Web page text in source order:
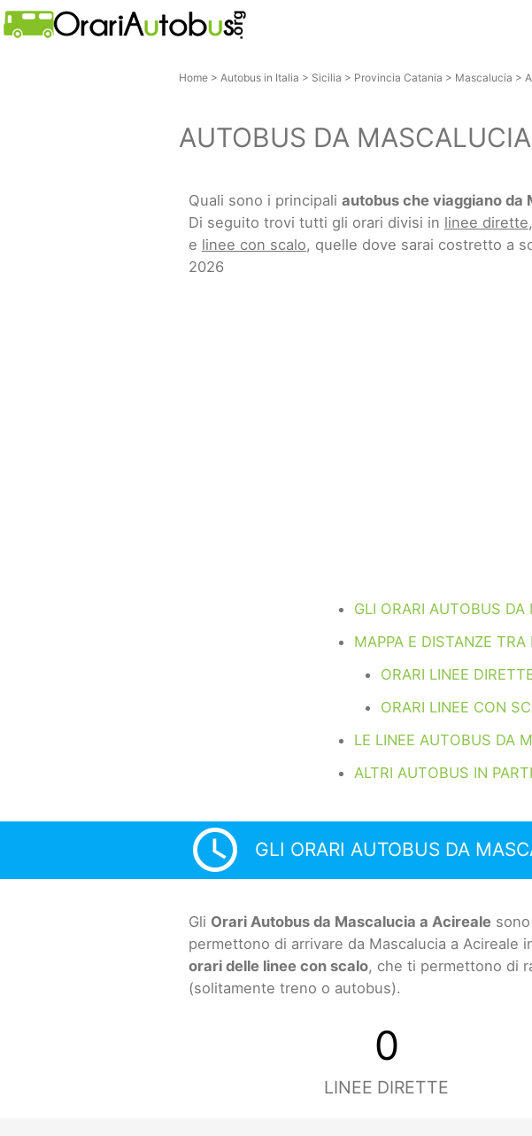
Home> Autobus in Italia > Sicilia > Provincia Catania > Mascalucia >
AUTOBUS DA
Quali sono i principali autobus che viaggiano da
Di seguito trovi tutti gli orari divisi in linee dirette
e linee con scalo, quelle dove sarai costretto a
2026
GLI ORARI AUTOBUS DA
MAPPA E DISTANZE
ORARI LINEE
ORARI LINEE CON
LE LINEE AUTOBUS DA
ALTRI AUTOBUS IN
access_time GLI ORARI AUTOBUS DA
Gli Orari Autobus da Mascalucia a Acirealesono
permettono di arrivare da Mascalucia a
orari delle linee con scalo, che ti permettono di
(solitamente treno o autobus).
0
LINEE DIRETTE